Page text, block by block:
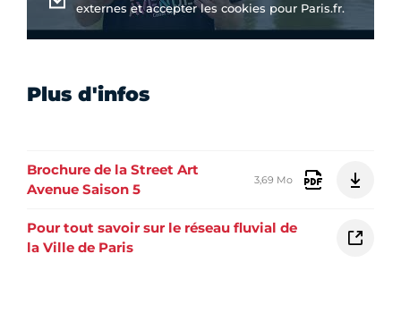
externes et accepter les cookies pour Paris.fr.
Plus d'infos
Brochure de la Street Art
Avenue Saison 5
3,69 Mo
Pour tout savoir sur le réseau fluvial de
la Ville de Paris